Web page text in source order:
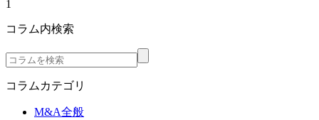
1
コラム内検索
コラムカテゴリ
M&A全般